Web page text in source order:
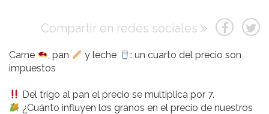
Compartir en redes sociales
Carne , pan y leche
: un cuarto del precio son
impuestos
Del trigo al pan el precio se multiplica por 7.
¿Cuánto influyen los granos en el precio de nuestros